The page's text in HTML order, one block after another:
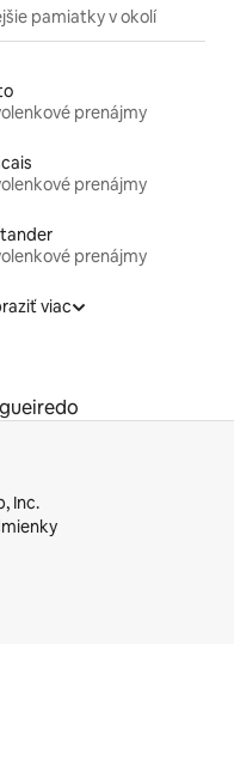
pamiatky v okolí
prenájmy
prenájmy
prenájmy
viac
Inc.